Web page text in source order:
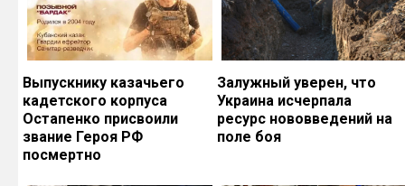
Выпускнику казачьего
кадетского корпуса
Остапенко присвоили
звание Героя РФ
посмертно
Залужный уверен, что
Украина исчерпала
ресурс нововведений на
поле боя